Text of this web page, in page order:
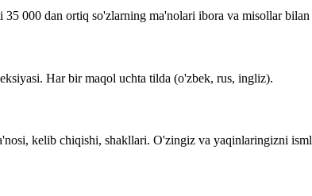
000 dan ortiq so'zlarning ma'nolari ibora va misollar
Har bir maqol uchta tilda (o'zbek, rus, ingliz).
kelib chiqishi, shakllari. O'zingiz va yaqinlaringizni